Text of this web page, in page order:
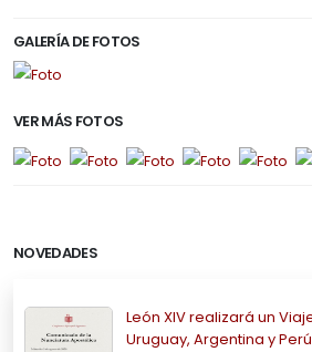
NOVEDADES
León XIV realizará un
Uruguay, Argentina y Perú
GALERÍA DE FOTOS
VER MÁS FOTOS